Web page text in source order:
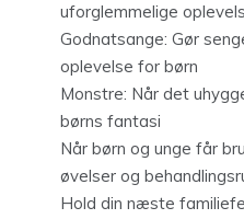
uforglemmelige
Godnatsange: Gør
oplevelse for børn
Monstre: Når det
børns fantasi
Når børn og unge får
øvelser og
Hold din næste